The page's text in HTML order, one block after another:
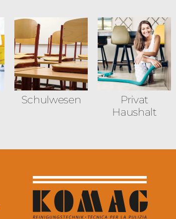
Schulwesen
Privat
Haushalt